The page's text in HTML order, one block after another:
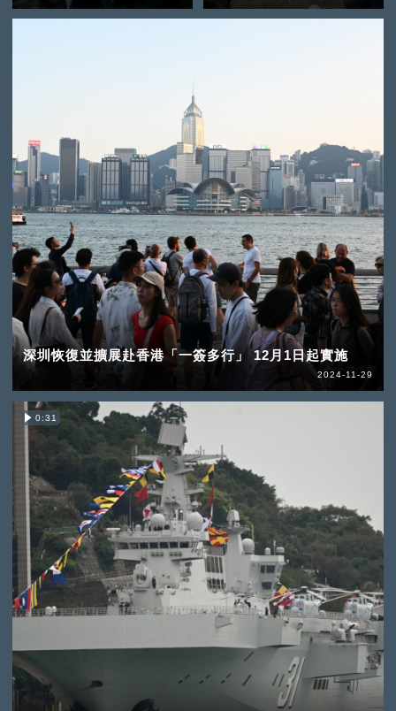
深圳恢復並擴展赴香港「一簽多行」 12月1日起實施
2024-11-29
0:31